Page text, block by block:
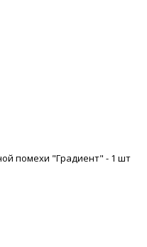
помехи "Градиент" - 1 шт